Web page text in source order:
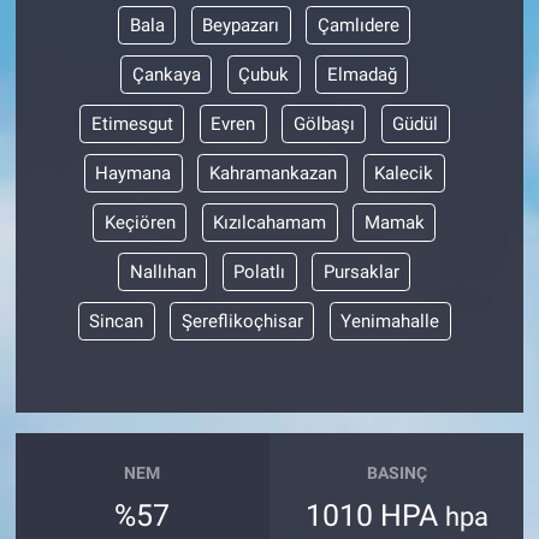
Bala Beypazarı Çamlıdere
Çankaya Çubuk Elmadağ
Etimesgut Evren Gölbaşı Güdül
Haymana Kahramankazan Kalecik
Keçiören Kızılcahamam Mamak
Nallıhan Polatlı Pursaklar
Sincan Şereflikoçhisar Yenimahalle
NEM
%57
BASINÇ
1010 HPA hpa